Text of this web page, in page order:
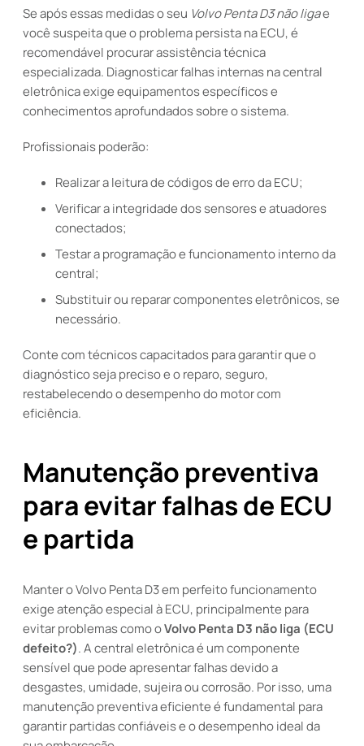
Se após essas medidas o seu Volvo Penta D3 não ligae
você suspeita que o problema persista na ECU, é
recomendável procurar assistência técnica
especializada. Diagnosticar falhas internas na central
eletrônica exige equipamentos específicos e
conhecimentos aprofundados sobre o sistema.
Profissionais poderão:
Realizar a leitura de códigos de erro da ECU;
Verificar a integridade dos sensores e atuadores
conectados;
Testar a programação e funcionamento interno da
central;
Substituir ou reparar componentes eletrônicos, se
necessário.
Conte com técnicos capacitados para garantir que o
diagnóstico seja preciso e o reparo, seguro,
restabelecendo o desempenho do motor com
eficiência.
Manutenção preventiva
para evitar falhas de ECU
e partida
Manter o Volvo Penta D3 em perfeito funcionamento
exige atenção especial à ECU, principalmente para
evitar problemas como oVolvo Penta D3 não liga (ECU
defeito?). A central eletrônica é um componente
sensível que pode apresentar falhas devido a
desgastes, umidade, sujeira ou corrosão. Por isso, uma
manutenção preventiva eficiente é fundamental para
garantir partidas confiáveis e o desempenho ideal da